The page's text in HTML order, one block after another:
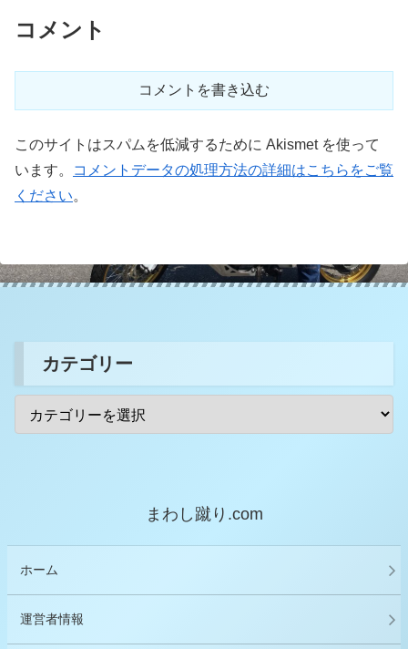
コメント
コメントを書き込む
このサイトはスパムを低減するために Akismet を使って
います。
コメントデータの処理方法の詳細はこちらをご覧
ください。
カテゴリー
まわし蹴り.com
ホーム
運営者情報